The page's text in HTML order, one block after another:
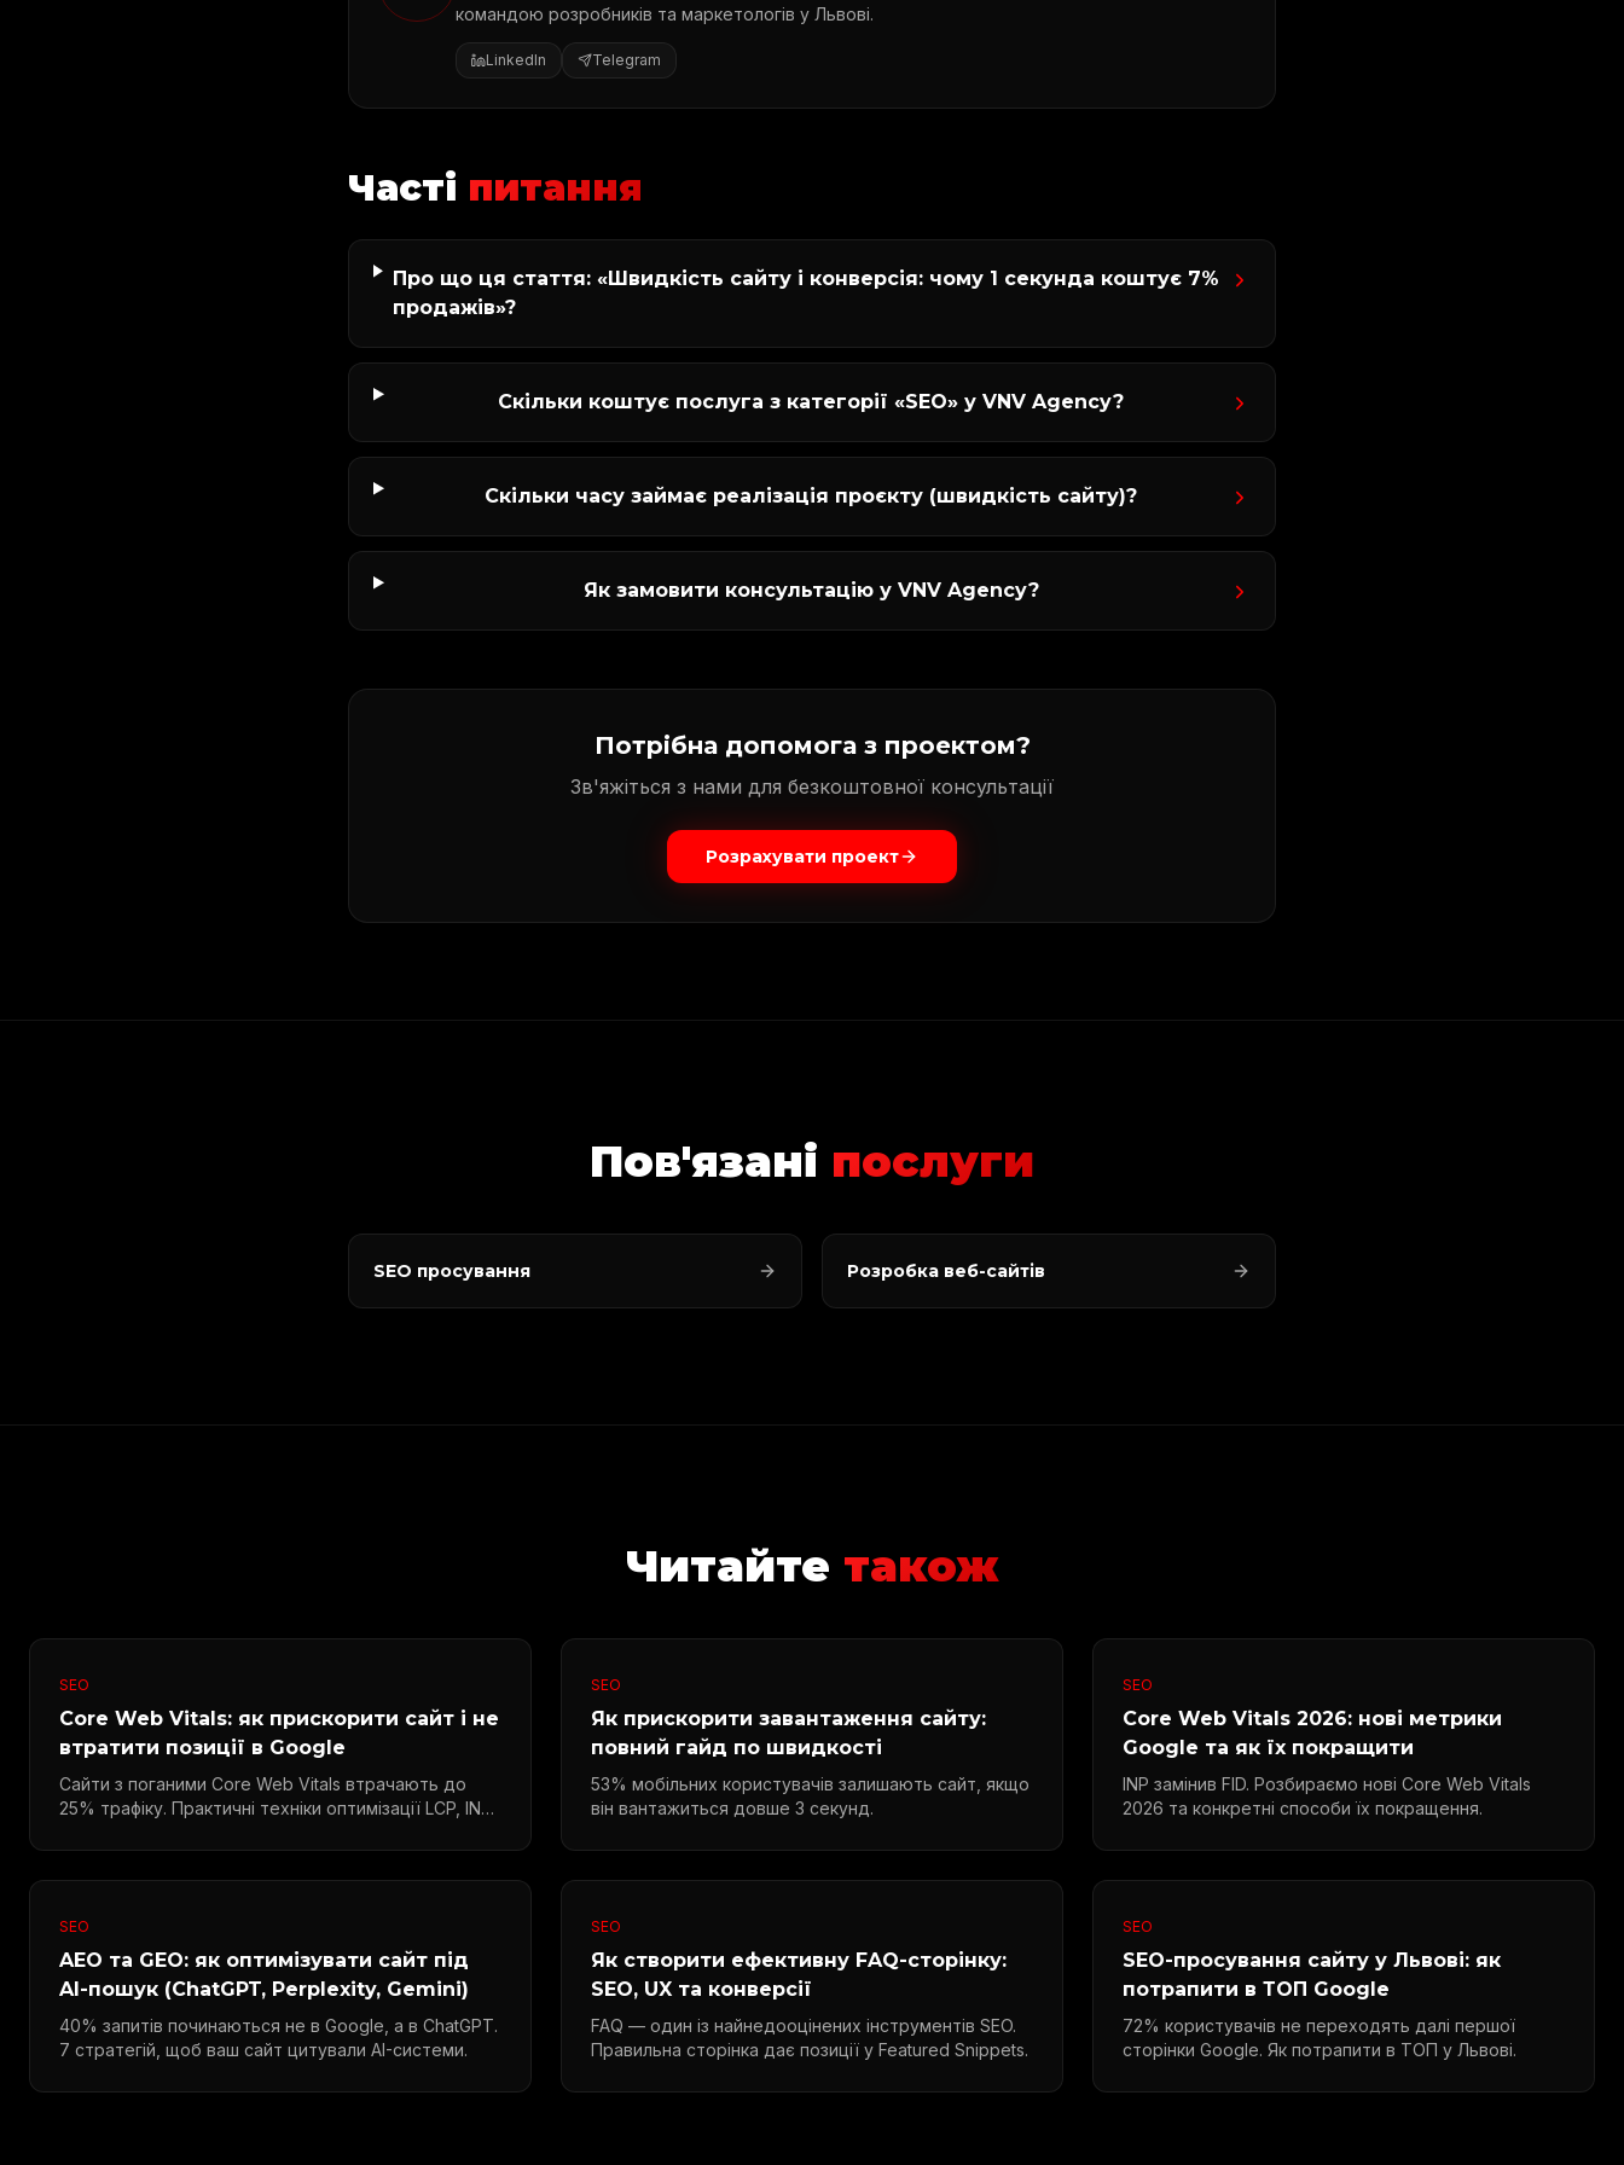
командою розробників та маркетологів у Львові.
LinkedIn Telegram
Часті питання
Про що ця стаття: «Швидкість сайту і конверсія: чому 1 секунда коштує 7%
продажів»?
Скільки коштує послуга з категорії «SEO» у VNV Agency?
Скільки часу займає реалізація проєкту (швидкість сайту)?
Як замовити консультацію у VNV Agency?
Потрібна допомога з проектом?
Зв'яжіться з нами для безкоштовної консультації
Розрахувати проект
Пов'язані послуги
SEO просування Розробка веб-сайтів
Читайте також
SEO
Core Web Vitals: як прискорити сайт і не
втратити позиції в Google
Сайти з поганими Core Web Vitals втрачають до
25% трафіку. Практичні техніки оптимізації LCP, INP
SEO
Як прискорити завантаження сайту:
повний гайд по швидкості
53% мобільних користувачів залишають сайт, якщо
він вантажиться довше 3 секунд.
SEO
Core Web Vitals 2026: нові метрики
Google та як їх покращити
INP замінив FID. Розбираємо нові Core Web Vitals
2026 та конкретні способи їх покращення.
SEO
AEO та GEO: як оптимізувати сайт під
AI-пошук (ChatGPT, Perplexity, Gemini)
40% запитів починаються не в Google, а в ChatGPT.
7 стратегій, щоб ваш сайт цитували AI-системи.
SEO
Як створити ефективну FAQ-сторінку:
SEO, UX та конверсії
FAQ — один із найнедооцінених інструментів SEO.
Правильна сторінка дає позиції у Featured Snippets.
SEO
SEO-просування сайту у Львові: як
потрапити в ТОП Google
72% користувачів не переходять далі першої
сторінки Google. Як потрапити в ТОП у Львові.